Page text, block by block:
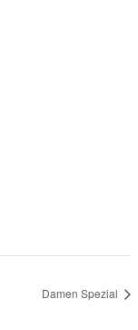
Damen Spezial